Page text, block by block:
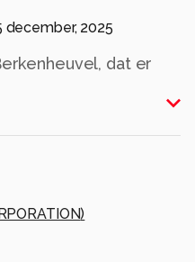
december, 2025
dat er
)